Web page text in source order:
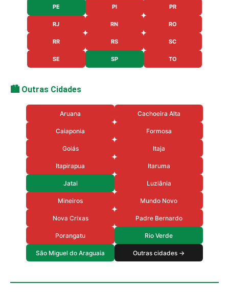
PE PI PR
RJ RN RO
RR RS SC
SE SP TO
🏙️ Outras Cidades
Aruana Cachoeira Alta
Caiaponia Formosa
Goiás Itaja
Itapirapua Itaruma
Jatai Luziânia
Mineiros Mundo Novo
Nova Crixas Padre Bernardo
Porangatu Rio Verde
São Miguel do Araguaia Outras cidades →